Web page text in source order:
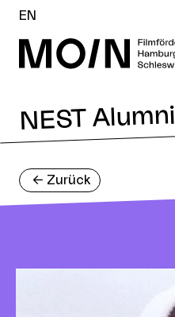
EN
NEST Alumni
<- Zurück